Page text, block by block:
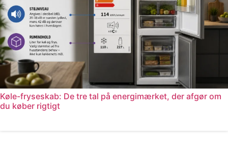
Køle-fryseskab: De tre tal på energimærket, der afgør om
du køber rigtigt